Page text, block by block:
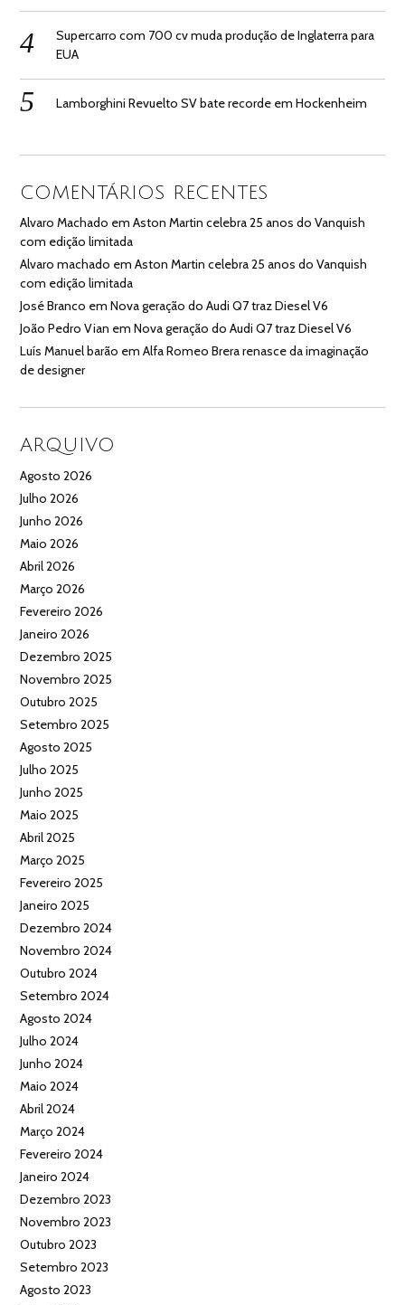
Supercarro com 700 cv muda produção de Inglaterra para
EUA
Lamborghini Revuelto SV bate recorde em Hockenheim
COMENTÁRIOS RECENTES
Alvaro Machado emAston Martin celebra 25 anos do Vanquish
com edição limitada
Alvaro machado emAston Martin celebra 25 anos do Vanquish
com edição limitada
José Branco emNova geração do Audi Q7 traz Diesel V6
João Pedro Vian emNova geração do Audi Q7 traz Diesel V6
Luís Manuel barão emAlfa Romeo Brera renasce da imaginação
de designer
ARQUIVO
Agosto 2026
Julho 2026
Junho 2026
Maio 2026
Abril 2026
Março 2026
Fevereiro 2026
Janeiro 2026
Dezembro 2025
Novembro 2025
Outubro 2025
Setembro 2025
Agosto 2025
Julho 2025
Junho 2025
Maio 2025
Abril 2025
Março 2025
Fevereiro 2025
Janeiro 2025
Dezembro 2024
Novembro 2024
Outubro 2024
Setembro 2024
Agosto 2024
Julho 2024
Junho 2024
Maio 2024
Abril 2024
Março 2024
Fevereiro 2024
Janeiro 2024
Dezembro 2023
Novembro 2023
Outubro 2023
Setembro 2023
Agosto 2023